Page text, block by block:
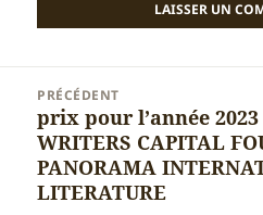
l’article
PRÉCÉDENT
Article
précédent :
prix pour l’année
WRITERS CAPITAL
PANORAMA
LITERATURE